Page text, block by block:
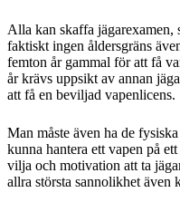
Alla kan skaffa jägarexamen,
faktiskt ingen åldersgräns
femton år gammal för att få
år krävs uppsikt av annan
att få en beviljad vapenlicens.
Man måste även ha de
kunna hantera ett vapen på
vilja och motivation att ta
allra största sannolikhet även